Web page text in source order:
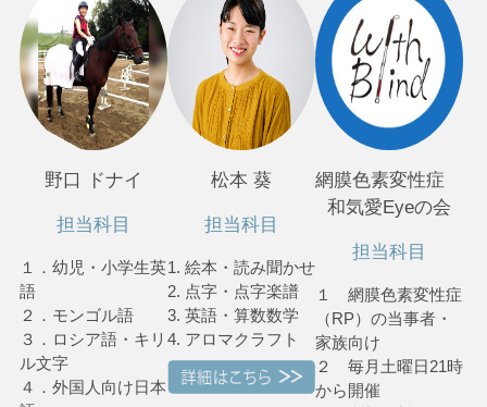
野口 ドナイ
担当科目
１．幼児・小学生英
語
２．モンゴル語
３．ロシア語・キリ
ル文字
４．外国人向け日本
松本 葵
担当科目
1. 絵本・読み聞かせ
2. 点字・点字楽譜
3. 英語・算数数学
4. アロマクラフト
網膜色素変性症
和気愛Eyeの会
担当科目
１ 網膜色素変性症
（RP）の当事者・
家族向け
２ 毎月土曜日21時
から開催